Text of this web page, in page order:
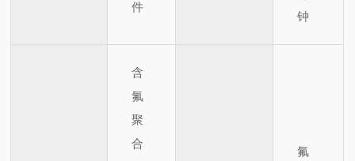
件
钟
含
氟
聚
合
氟